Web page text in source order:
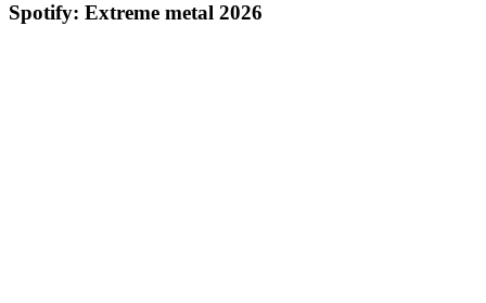
Spotify: Extreme metal 2026